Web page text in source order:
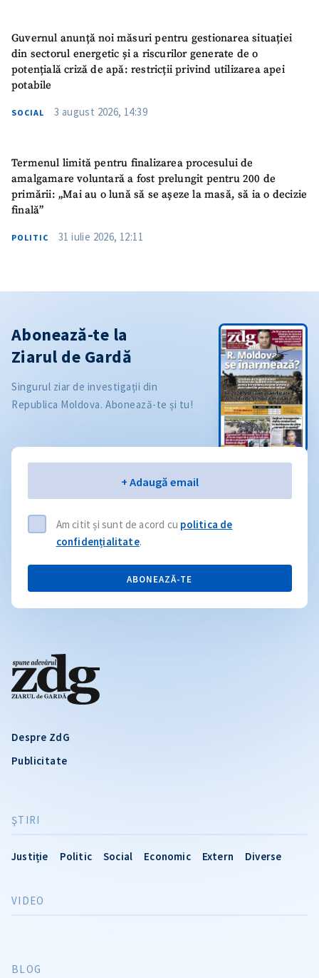
Guvernul anunță noi măsuri pentru gestionarea situației
din sectorul energetic și a riscurilor generate de o
potențială criză de apă: restricții privind utilizarea apei
potabile
SOCIAL 3 august 2026, 14:39
Termenul limită pentru finalizarea procesului de
amalgamare voluntară a fost prelungit pentru 200 de
primării: „Mai au o lună să se așeze la masă, să ia o decizie
finală”
POLITIC 31 iulie 2026, 12:11
Despre ZdG
Publicitate
ŞTIRI
Justiție Politic Social Economic Extern Diverse
VIDEO
BLOG
Abonează-te la
Ziarul de Gardă
Singurul ziar de investigații din
Republica Moldova. Abonează-te și tu!
+ Adaugă email
Am citit și sunt de acord cu politica de
confidențialitate.
ABONEAZĂ-TE